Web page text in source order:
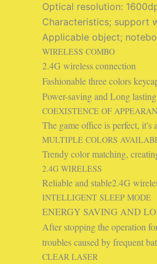
Optical resolution:
Characteristics; support
Applicable object;
WIRELESS COMBO
2.4G wireless connection
Fashionable three colors
Power-saving and Long
COEXISTENCE OF
The game office is perfect, it's
MULTIPLE COLORS
Trendy color matching,
2.4G WIRELESS
Reliable and stable2.4G
INTELLIGENT SLEEP MODE
ENERGY SAVING AND
After stopping the operation
troubles caused by frequent
CLEAR LASER